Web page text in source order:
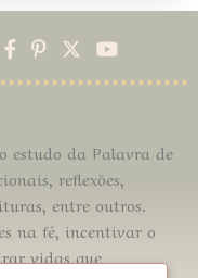
estudo da Palavra de
reflexões,
entre outros.
na fé, incentivar o
vidas que